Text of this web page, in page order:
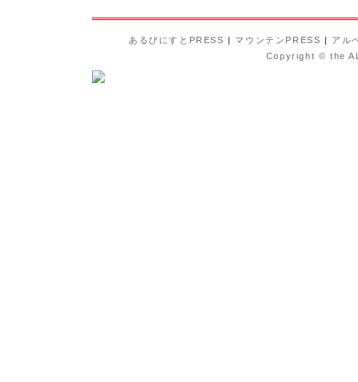
あるぴにすとPRESS | マウンテンPRESS | アル
Copyright © the